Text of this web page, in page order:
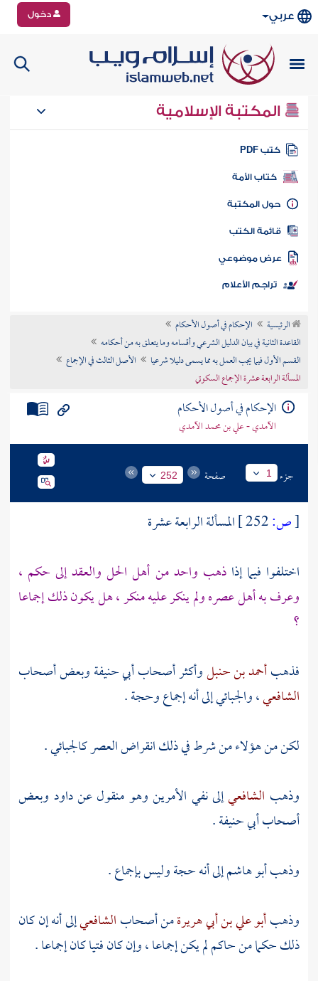
عربي دخول
المكتبة الإسلامية
كتب PDF
كتاب الأمة
المكتبة
الكتب
موضوعي
تراجم الأعلام
الرئيسية
الإحكام في أصول الأحكام
القاعدة الثانية في بيان الدليل الشرعي وأقسامه وما يتعلق به من أحكامه
القسم الأول فيما يجب العمل به مما يسمى دليلا شرعيا
الأصل الثالث في الإجماع
المسألة الرابعة عشرة الإجماع السكوتي
الإحكام في أصول الأحكام
الآمدي - علي بن محمد الآمدي
جزء 1 صفحة 252
[ص:
المسألة الرابعة عشرة
اختلفوا فيما إذاذهب واحد من أهل الحل والعقد إلى حكم ،
وعرف به أهل عصره ولم ينكر عليه منكر ، هل يكون ذلك إجماعا
؟
فذهبأحمد بن حنبلوأكثر أصحابأبي حنيفةوبعض أصحاب
الشافعي،والجبائيإلى أنه إجماع وحجة .
لكن من هؤلاء من شرط في ذلك انقراض العصركالجبائي.
وذهب الشافعيإلى نفي الأمرين وهو منقول عنداود وبعض
أصحابأبي حنيفة.
وذهبأبو هاشمإلى أنه حجة وليس بإجماع .
وذهبأبو علي بن أبي هريرةمن أصحابالشافعيإلى أنه إن كان
ذلك حكما من حاكم لم يكن إجماعا ، وإن كان فتيا كان إجماعا .